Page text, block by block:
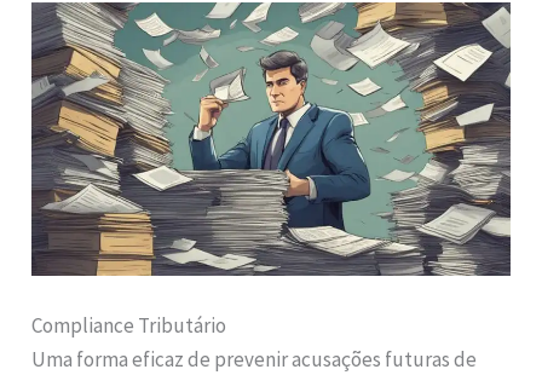
Compliance Tributário
Uma forma eficaz de prevenir acusações futuras de